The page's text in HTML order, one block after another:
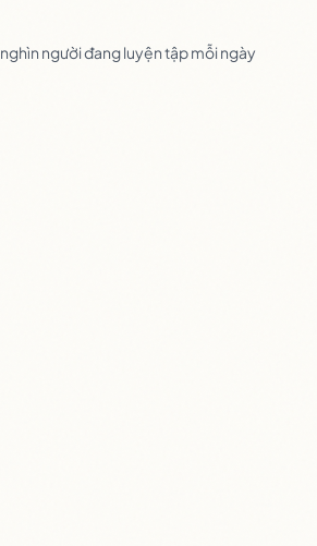
người đang luyện tập mỗi ngày